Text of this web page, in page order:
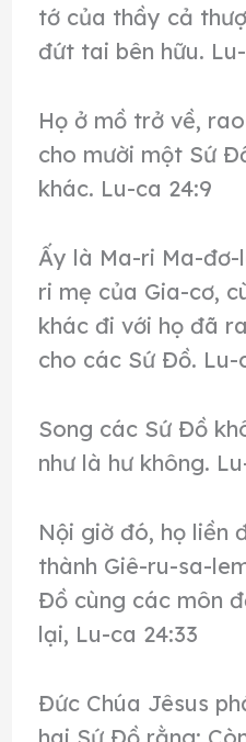
tớ của thầy cả
đứt tai bên hữu.
Họ ở mồ trở về,
cho mười một Sứ
khác. Lu-ca 24:9
Ấy là Ma-ri Ma-đơ-
ri mẹ của Gia-cơ,
khác đi với họ đã
cho các Sứ Đồ. Lu-
Song các Sứ Đồ
như là hư không.
Nội giờ đó, họ liền
thành Giê-ru-sa-
Đồ cùng các môn
lại, Lu-ca 24:33
Đức Chúa Jêsus